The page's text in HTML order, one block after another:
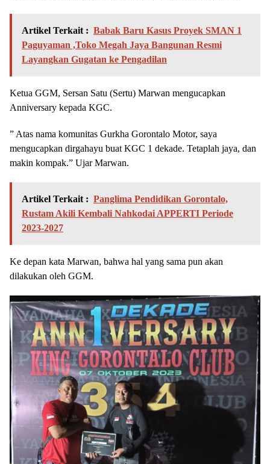
Artikel Terkait : Babak Baru Kasus Proyek SMAN 1
Paguyaman ,Toko Megah Jaya Bangunan Resmi
Layangkan Gugatan ke Pengadilan
Ketua GGM, Sersan Satu (Sertu) Marwan mengucapkan
Anniversary kepada KGC.
” Atas nama komunitas Gurkha Gorontalo Motor, saya
mengucapkan dirgahayu buat KGC 1 dekade. Tetaplah jaya, dan
makin kompak.” Ujar Marwan.
Artikel Terkait : Panglima Pendidikan Gorontalo,
Rustam Akili Kembali Nahkodai APPERTI Periode
2023-2027
Ke depan kata Marwan, bahwa hal yang sama pun akan
dilakukan oleh GGM.